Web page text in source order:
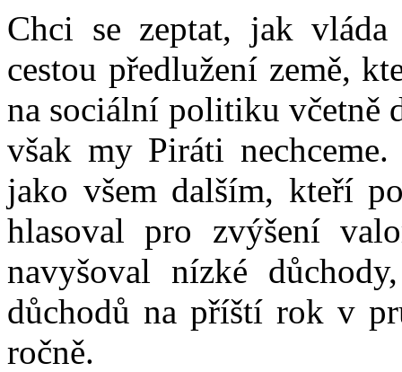
Chci se zeptat, jak
cestou předlužení země,
na sociální politiku včetně
však my Piráti
jako všem dalším, kteří
hlasoval pro zvýšení
navyšoval nízké
důchodů na příští rok v
ročně.